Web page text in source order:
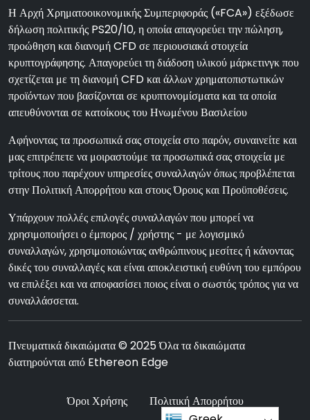
Η Αρχή Χρηματοοικονομικής Συμπεριφοράς («FCA») εξέδωσε
δήλωση πολιτικής PS20/10, η οποία απαγορεύει την πώληση,
προώθηση και διανομή CFD σε περιουσιακά στοιχεία
κρυπτογράφησης. Απαγορεύει τη διάδοση υλικού μάρκετινγκ που
σχετίζεται με τη διανομή CFD και άλλων χρηματοπιστωτικών
προϊόντων που βασίζονται σε κρυπτονομίσματα και τα οποία
απευθύνονται σε κατοίκους του Ηνωμένου Βασιλείου
Αφήνοντας τα προσωπικά σας στοιχεία στο παρόν, συναινείτε και
μας επιτρέπετε να μοιραστούμε τα προσωπικά σας στοιχεία με
τρίτους που παρέχουν υπηρεσίες συναλλαγών όπως προβλέπεται
στην Πολιτική Απορρήτου και στους Όρους και Προϋποθέσεις.
Υπάρχουν πολλές επιλογές συναλλαγών που μπορεί να
χρησιμοποιήσει ο έμπορος / χρήστης - με λογισμικό
συναλλαγών, χρησιμοποιώντας ανθρώπινους μεσίτες ή κάνοντας
δικές του συναλλαγές και είναι αποκλειστική ευθύνη του εμπόρου
να επιλέξει και να αποφασίσει ποιος είναι ο σωστός τρόπος για να
συναλλάσσεται.
Πνευματικά δικαιώματα © 2025 Όλα τα δικαιώματα
διατηρούνται από Ethereon Edge
Όροι Χρήσης
Πολιτική Απορρήτου